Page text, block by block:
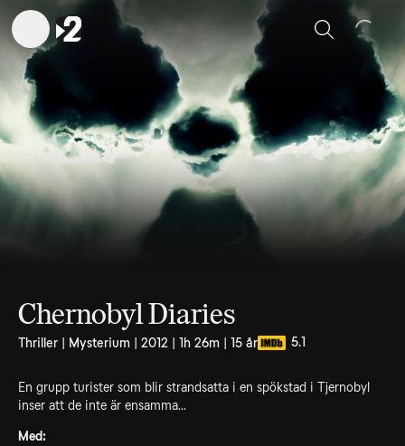
Sök
Chernobyl Diaries
Thriller | Mysterium | 2012 | 1h 26m | 15 år 5.1
En grupp turister som blir strandsatta i en spökstad i Tjernobyl
inser att de inte är ensamma...
Med: